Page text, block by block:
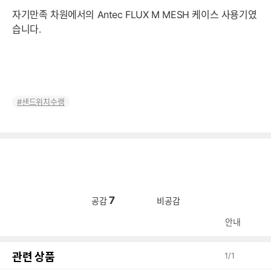
자기만족 차원에서의 Antec FLUX M MESH 케이스 사용기였
습니다.
샌드위치수랭
공감 7 비공감
안내
관련 상품 1/1